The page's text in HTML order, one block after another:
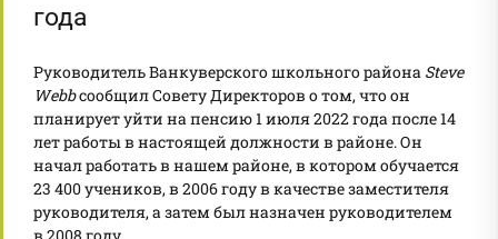
года
Руководитель Ванкуверского школьного района Steve
Webbсообщил Совету Директоров о том, что он
планирует уйти на пенсию 1 июля 2022 года после 14
лет работы в настоящей должности в районе. Он
начал работать в нашем районе, в котором обучается
23 400 учеников, в 2006 году в качестве заместителя
руководителя, а затем был назначен руководителем